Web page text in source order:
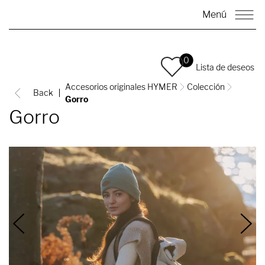
Menú
0
Lista de deseos
Back
Accesorios originales HYMER
Colección
Gorro
Gorro